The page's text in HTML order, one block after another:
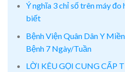
Ý nghĩa 3 chỉ số trên máy
biết
Bệnh Viện Quân Dân Y
Bệnh 7 Ngày/Tuần
LỜI KÊU GỌI CUNG CẤP